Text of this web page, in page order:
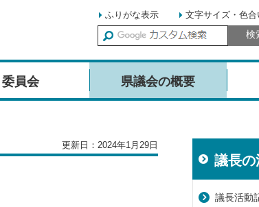
ふりがな表示 文字サイズ・色合
検
委員会 県議会の概要
更新日：2024年1月29日
議長の
議長活動